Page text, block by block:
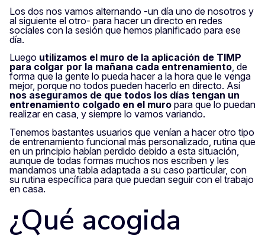
Los dos nos vamos alternando -un día uno de nosotros y
al siguiente el otro- para hacer un directo en redes
sociales con la sesión que hemos planificado para ese
día.
Luego utilizamos el muro de la aplicación de TIMP
para colgar por la mañana cada entrenamiento, de
forma que la gente lo pueda hacer a la hora que le venga
mejor, porque no todos pueden hacerlo en directo. Así
nos aseguramos de que todos los días tengan un
entrenamiento colgado en el muro para que lo puedan
realizar en casa, y siempre lo vamos variando.
Tenemos bastantes usuarios que venían a hacer otro tipo
de entrenamiento funcional más personalizado, rutina que
en un principio habían perdido debido a esta situación,
aunque de todas formas muchos nos escriben y les
mandamos una tabla adaptada a su caso particular, con
su rutina específica para que puedan seguir con el trabajo
en casa.
¿Qué acogida